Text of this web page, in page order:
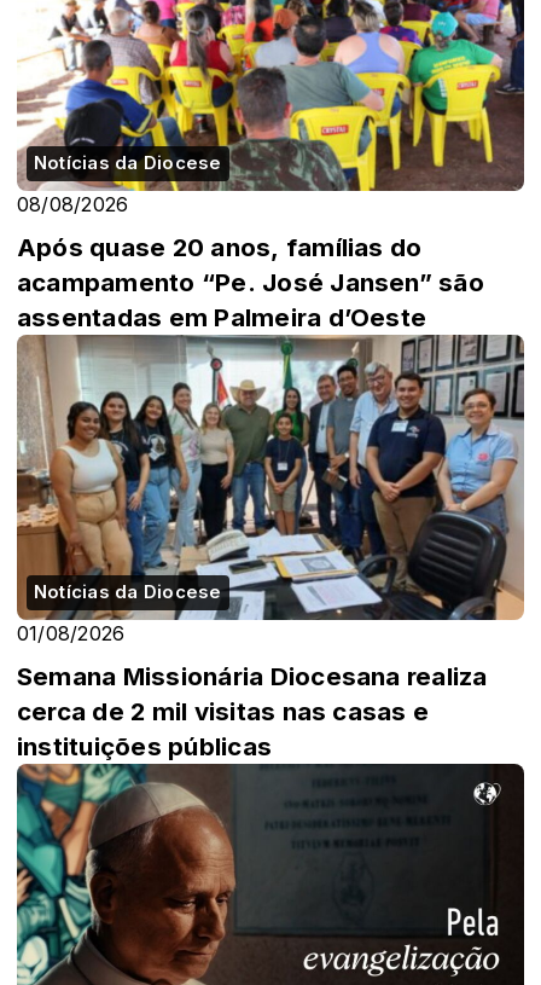
Notícias da Diocese
08/08/2026
Após quase 20 anos, famílias do
acampamento “Pe. José Jansen” são
assentadas em Palmeira d’Oeste
Notícias da Diocese
01/08/2026
Semana Missionária Diocesana realiza
cerca de 2 mil visitas nas casas e
instituições públicas